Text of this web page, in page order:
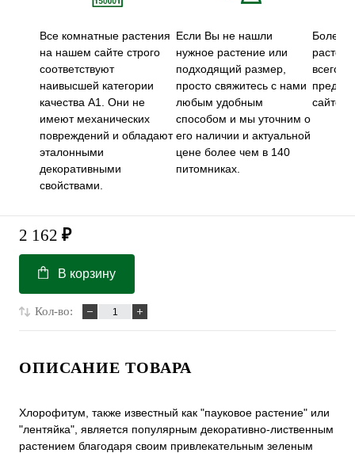
Все комнатные растения
на нашем сайте строго
соответствуют
наивысшей категории
качества А1. Они не
имеют механических
повреждений и обладают
эталонными
декоративными
свойствами.
Если Вы не нашли
нужное растение или
подходящий размер,
просто свяжитесь с нами
любым удобным
способом и мы уточним о
его наличии и актуальной
цене более чем в 140
питомниках.
Более
всего
сайте.
2 162 ₽
В корзину
Кол-во:
ОПИСАНИЕ ТОВАРА
Хлорофитум, также известный как "пауковое растение" или
"лентяйка", является популярным декоративно-лиственным
растением благодаря своим привлекательным зеленым